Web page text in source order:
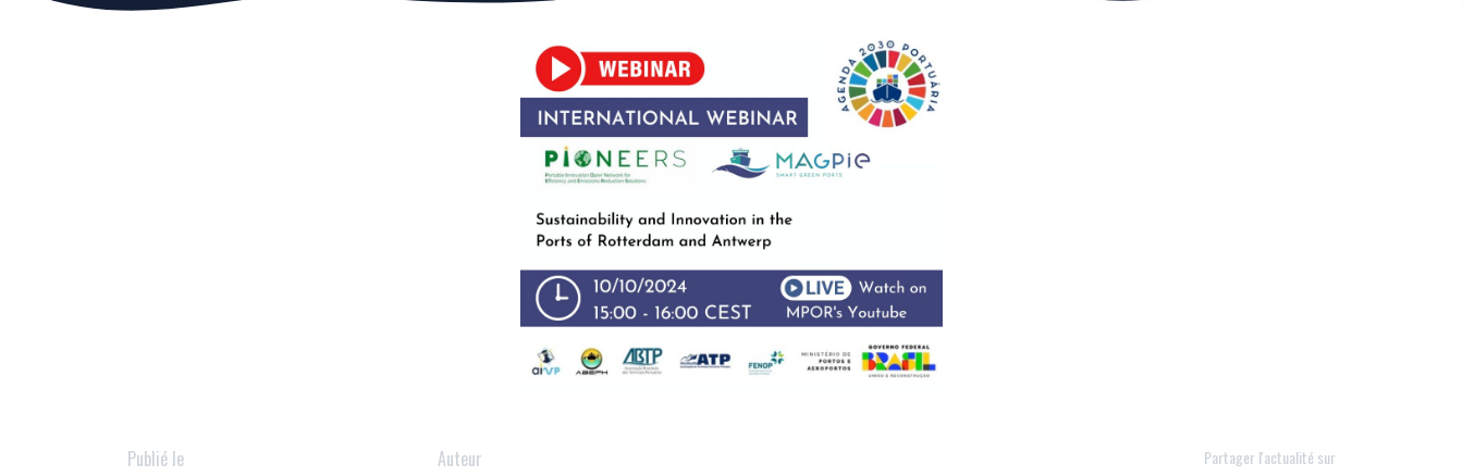
Publié le Auteur Partager l'actualité sur